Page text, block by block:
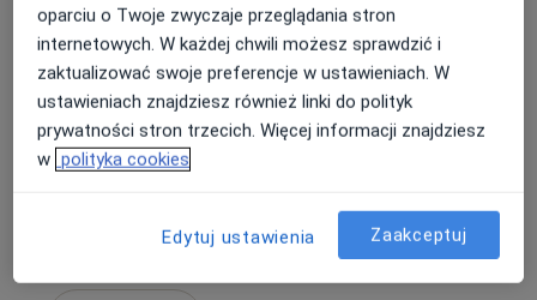
Pokaż więcej usług
lek. Aneta
Brak dostępnych specjalistów z wolnymi terminami w tym centrum medycznym.
oparciu o Twoje zwyczaje przeglądania stron
internetowych. W każdej chwili możesz sprawdzić i
zaktualizować swoje preferencje w ustawieniach. W
ustawieniach znajdziesz również linki do polityk
prywatności stron trzecich. Więcej informacji znajdziesz
w polityka cookies
Edytuj ustawienia Zaakceptuj